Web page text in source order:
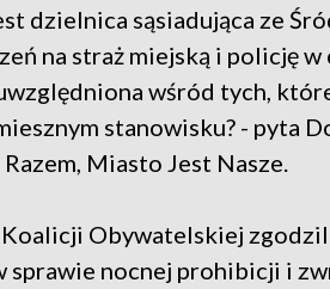
dzielnica sąsiadująca ze
na straż miejską i policję
wśród tych,
stanowisku? - pyta
Miasto Jest Nasze.
Koalicji Obywatelskiej
sprawie nocnej prohibicji i